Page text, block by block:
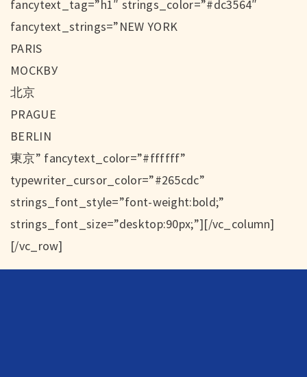
fancytext_tag=”h1″ strings_color=”#dc3564″
fancytext_strings=”NEW YORK
PARIS
МОСКВУ
北京
PRAGUE
BERLIN
東京” fancytext_color=”#ffffff”
typewriter_cursor_color=”#265cdc”
strings_font_style=”font-weight:bold;”
strings_font_size=”desktop:90px;”][/vc_column]
[/vc_row]